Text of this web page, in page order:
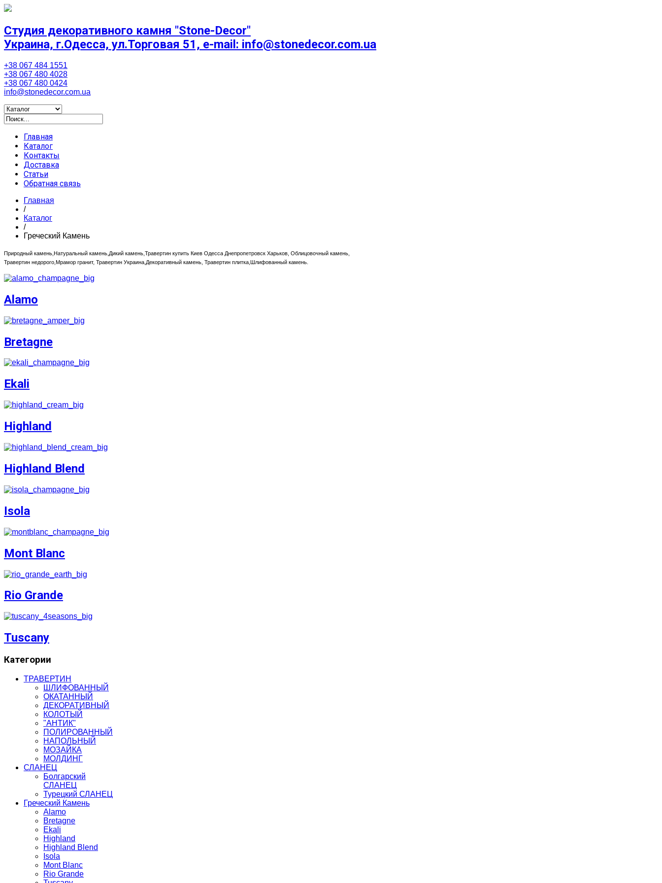
Студия декоративного камня "Stone-Decor"
Украина, г.Одесса, ул.Торговая 51, e-mail: info@stonedecor.com.ua
+38 067 484 1551
+38 067 480 4028
+38 067 480 0424
info@stonedecor.com.ua
Главная
Каталог
Контакты
Доставка
Статьи
Обратная связь
Главная
/
Каталог
/
Греческий Камень
Природный камень,Натуральный камень,Дикий камень,Травертин купить Киев Одесса Днепропетровск Харьков, Облицовочный камень,
Травертин недорого,Мрамор гранит, Травертин Украина,Декоративный камень, Травертин плитка,Шлифованный камень.
Alamo
Bretagne
Ekali
Highland
Highland Blend
Isola
Mont Blanc
Rio Grande
Tuscany
Категории
ТРАВЕРТИН
ШЛИФОВАННЫЙ
ОКАТАННЫЙ
ДЕКОРАТИВНЫЙ
КОЛОТЫЙ
"АНТИК"
ПОЛИРОВАННЫЙ
НАПОЛЬНЫЙ
МОЗАЙКА
МОЛДИНГ
СЛАНЕЦ
Болгарский
СЛАНЕЦ
Турецкий СЛАНЕЦ
Греческий Камень
Alamo
Bretagne
Ekali
Highland
Highland Blend
Isola
Mont Blanc
Rio Grande